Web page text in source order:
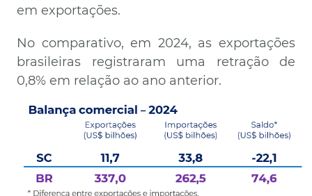
em exportações.
No comparativo, em 2024, as exportações
brasileiras registraram uma retração de
0,8% em relação ao ano anterior.
Imagem